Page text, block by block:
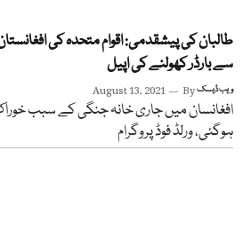
طالبان کی پیشقدمی: اقوام متحدہ کی
سے بارڈر کھولنے کی اپیل
August 13, 2021 Byویب ڈیسک
افغانسان میں جاری خانہ جنگی کے سبب
ہوگئی، ورلڈ فوڈ پروگرام